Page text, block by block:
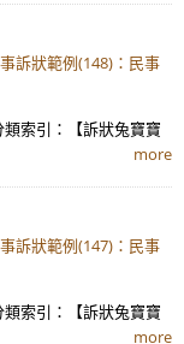
訴狀範例(148)：民事
索引：【訴狀兔寶寶
more
訴狀範例(147)：民事
索引：【訴狀兔寶寶
more